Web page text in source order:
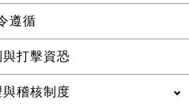
遵循
打擊資恐
與稽核制度